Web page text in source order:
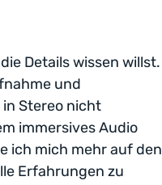
Details wissen willst.
und
Stereo nicht
immersives Audio
ich mich mehr auf den
Erfahrungen zu